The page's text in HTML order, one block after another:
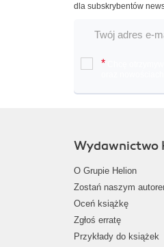
dla subskrybentów
*
Wydawnictwo
O Grupie Helion
Zostań naszym
Oceń książkę
Zgłoś erratę
Przykłady do książek